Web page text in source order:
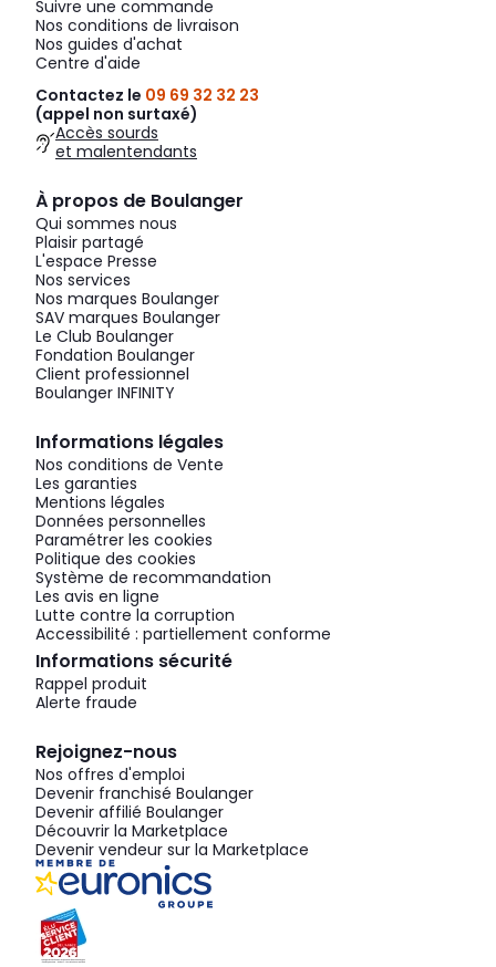
Suivre une commande
Nos conditions de livraison
Nos guides d'achat
Centre d'aide
Contactez le 09 69 32 32 23
(appel non surtaxé)
Accès sourds
et malentendants
À propos de Boulanger
Qui sommes nous
Plaisir partagé
L'espace Presse
Nos services
Nos marques Boulanger
SAV marques Boulanger
Le Club Boulanger
Fondation Boulanger
Client professionnel
Boulanger INFINITY
Informations légales
Nos conditions de Vente
Les garanties
Mentions légales
Données personnelles
Paramétrer les cookies
Politique des cookies
Système de recommandation
Les avis en ligne
Lutte contre la corruption
Accessibilité : partiellement conforme
Informations sécurité
Rappel produit
Alerte fraude
Rejoignez-nous
Nos offres d'emploi
Devenir franchisé Boulanger
Devenir affilié Boulanger
Découvrir la Marketplace
Devenir vendeur sur la Marketplace